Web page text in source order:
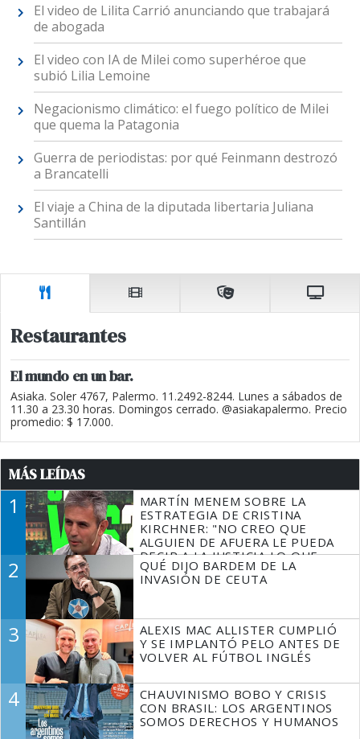
El video de Lilita Carrió anunciando que trabajará
de abogada
El video con IA de Milei como superhéroe que
subió Lilia Lemoine
Negacionismo climático: el fuego político de Milei
que quema la Patagonia
Guerra de periodistas: por qué Feinmann destrozó
a Brancatelli
El viaje a China de la diputada libertaria Juliana
Santillán
Restaurantes
El mundo en un bar.
Asiaka. Soler 4767, Palermo. 11.2492-8244. Lunes a sábados de
11.30 a 23.30 horas. Domingos cerrado. @asiakapalermo. Precio
promedio: $ 17.000.
MÁS LEÍDAS
1
MARTÍN MENEM SOBRE LA
ESTRATEGIA DE CRISTINA
KIRCHNER: "NO CREO QUE
ALGUIEN DE AFUERA LE PUEDA
DECIR A LA JUSTICIA LO QUE
TIENE QUE HACER"
2
QUÉ DIJO BARDEM DE LA
INVASIÓN DE CEUTA
3
ALEXIS MAC ALLISTER CUMPLIÓ
Y SE IMPLANTÓ PELO ANTES DE
VOLVER AL FÚTBOL INGLÉS
4
CHAUVINISMO BOBO Y CRISIS
CON BRASIL: LOS ARGENTINOS
SOMOS DERECHOS Y HUMANOS